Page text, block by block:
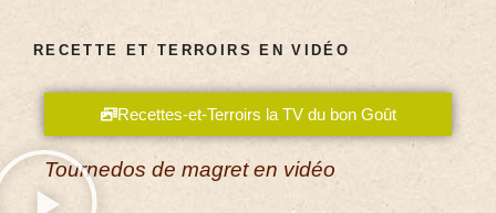
RECETTE ET TERROIRS EN VIDÉO
Recettes-et-Terroirs la TV du bon Goût
Tournedos de magret en vidéo